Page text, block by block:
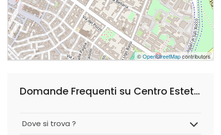
©OpenStreetMapcontributors
Domande Frequenti su Centro Estetico Nirvana
Dove si trova ?